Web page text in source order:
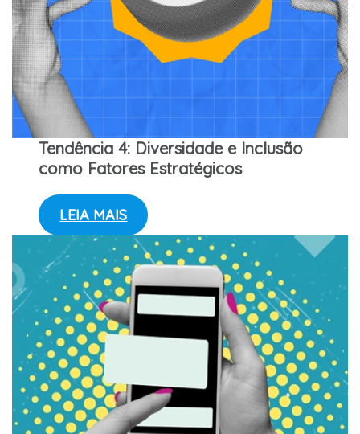
Tendência 4: Diversidade e Inclusão
como Fatores Estratégicos
LEIA MAIS